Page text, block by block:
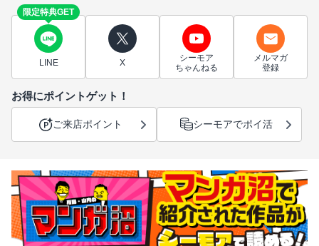
限定特典GET
LINE X
シーモア
ちゃんねる
メルマガ
登録
お得にポイントゲット！
ご来店ポイント シーモアでポイ活